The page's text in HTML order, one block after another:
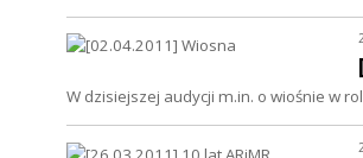
W dzisiejszej audycji m.in. o wiośnie w